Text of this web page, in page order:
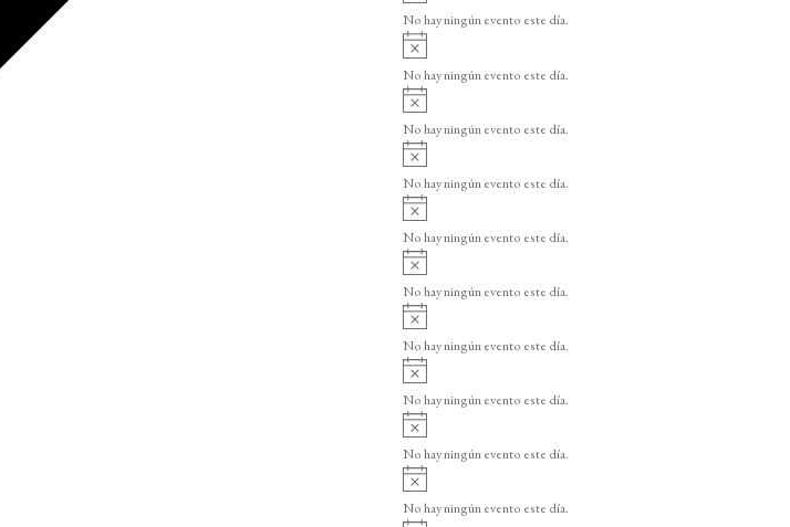
o
v
i
o
No hay ningún evento este día.
A
v
i
o
No hay ningún evento este día.
A
v
i
o
No hay ningún evento este día.
A
v
i
o
No hay ningún evento este día.
v
i
o
No hay ningún evento este día.
v
i
o
No hay ningún evento este día.
v
i
o
No hay ningún evento este día.
v
i
o
No hay ningún evento este día.
v
i
o
No hay ningún evento este día.
v
i
No hay ningún evento este día.